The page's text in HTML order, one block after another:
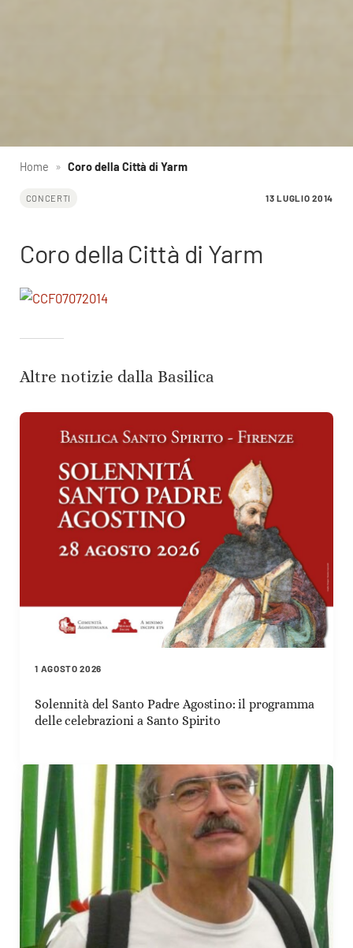
Home » Coro della Città di Yarm
CONCERTI 13 LUGLIO 2014
Coro della Città di Yarm
Altre notizie dalla Basilica
1 AGOSTO 2026
Solennità del Santo Padre Agostino: il programma
delle celebrazioni a Santo Spirito